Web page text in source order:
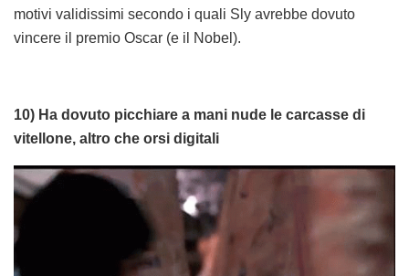
motivi validissimi secondo i quali Sly avrebbe dovuto
vincere il premio Oscar (e il Nobel).
10) Ha dovuto picchiare a mani nude le carcasse di
vitellone, altro che orsi digitali